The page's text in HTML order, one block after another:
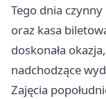
Tego dnia
oraz kasa
doskonała
nadchodzące
Zajęcia